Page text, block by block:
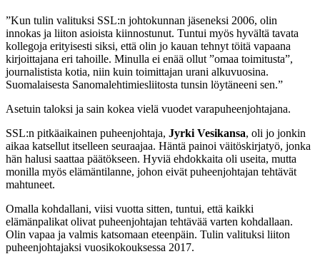
”Kun tulin valituksi SSL:n johtokunnan jäseneksi 2006, olin
innokas ja liiton asioista kiinnostunut. Tuntui myös hyvältä tavata
kollegoja erityisesti siksi, että olin jo kauan tehnyt töitä vapaana
kirjoittajana eri tahoille. Minulla ei enää ollut ”omaa toimitusta”,
journalistista kotia, niin kuin toimittajan urani alkuvuosina.
Suomalaisesta Sanomalehtimiesliitosta tunsin löytäneeni sen.”
Asetuin taloksi ja sain kokea vielä vuodet varapuheenjohtajana.
SSL:n pitkäaikainen puheenjohtaja, Jyrki Vesikansa, oli jo jonkin
aikaa katsellut itselleen seuraajaa. Häntä painoi väitöskirjatyö, jonka
hän halusi saattaa päätökseen. Hyviä ehdokkaita oli useita, mutta
monilla myös elämäntilanne, johon eivät puheenjohtajan tehtävät
mahtuneet.
Omalla kohdallani, viisi vuotta sitten, tuntui, että kaikki
elämänpalikat olivat puheenjohtajan tehtävää varten kohdallaan.
Olin vapaa ja valmis katsomaan eteenpäin. Tulin valituksi liiton
puheenjohtajaksi vuosikokouksessa 2017.